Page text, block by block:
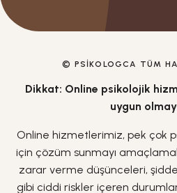
© PSIKOLOGCA TÜM
Dikkat: Online psikolojik
uygun
Online hizmetlerimiz, pek çok
için çözüm sunmayı
zarar verme düşünceleri,
gibi ciddi riskler içeren